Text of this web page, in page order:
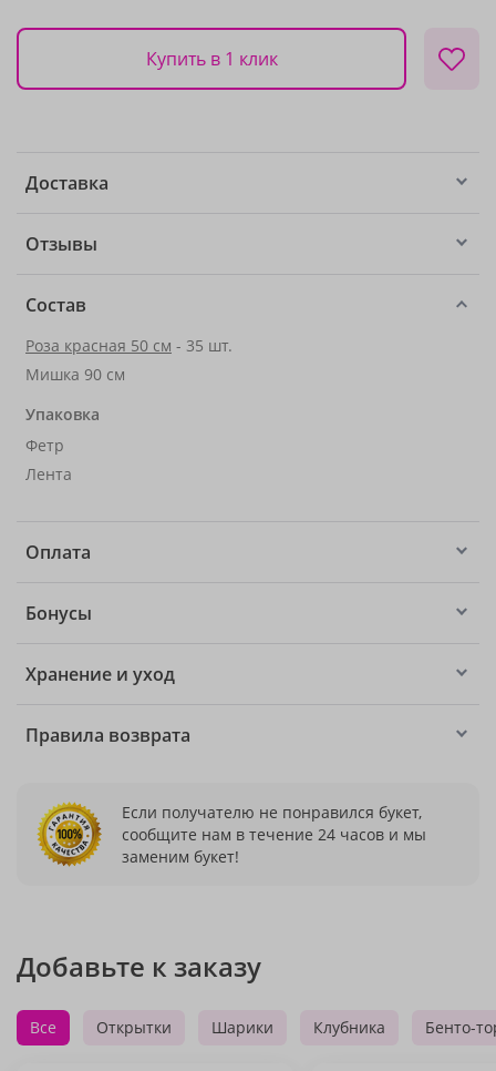
Купить в 1 клик
Доставка
Отзывы
Состав
Роза красная 50 см - 35 шт.
Мишка 90 см
Упаковка
Фетр
Лента
Оплата
Бонусы
Хранение и уход
Правила возврата
Если получателю не понравился букет,
сообщите нам в течение 24 часов и мы
заменим букет!
Добавьте к заказу
Все Открытки Шарики Клубника Бенто-